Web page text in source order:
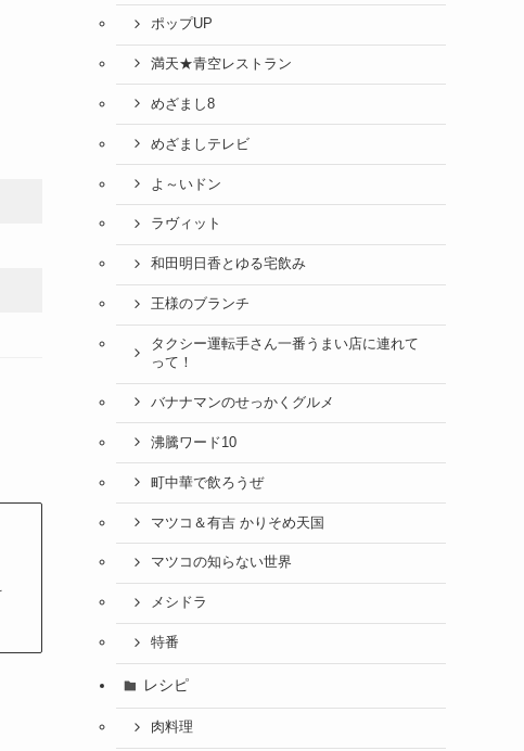
ポップUP
満天★青空レストラン
めざまし8
めざましテレビ
よ～いドン
ラヴィット
和田明日香とゆる宅飲み
王様のブランチ
タクシー運転手さん一番うまい店に連れて
って！
バナナマンのせっかくグルメ
沸騰ワード10
町中華で飲ろうぜ
マツコ＆有吉 かりそめ天国
マツコの知らない世界
メシドラ
特番
レシピ
肉料理